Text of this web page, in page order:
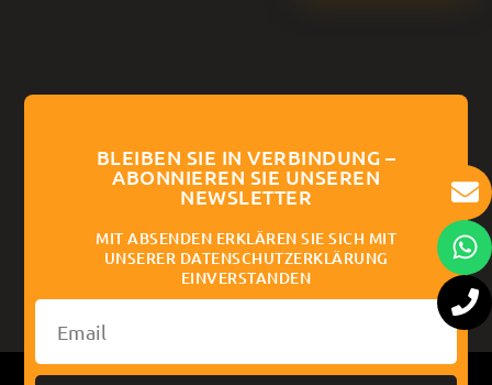
BLEIBEN SIE IN VERBINDUNG –
ABONNIEREN SIE UNSEREN
NEWSLETTER
MIT ABSENDEN ERKLÄREN SIE SICH MIT
UNSERER DATENSCHUTZERKLÄRUNG
EINVERSTANDEN